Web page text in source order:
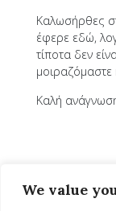
We value
Καλωσήρθες
έφερε εδώ,
τίποτα δεν
μοιραζόμαστε
Καλή